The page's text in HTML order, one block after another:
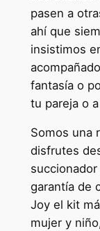
pasen a
ahí que
insistimos
fantasía o
tu pareja o
Somos una
disfrutes
garantía de
Joy el kit
mujer y